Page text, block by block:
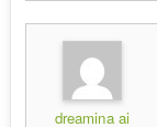
dreamina ai